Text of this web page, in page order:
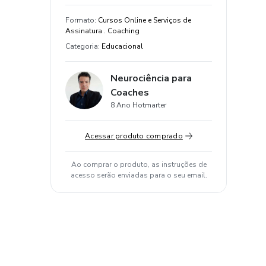
Formato: Cursos Online e Serviços de
Assinatura . Coaching
Categoria: Educacional
Neurociência para
Coaches
8 Ano Hotmarter
Acessar produto comprado
Ao comprar o produto, as instruções de
acesso serão enviadas para o seu email.